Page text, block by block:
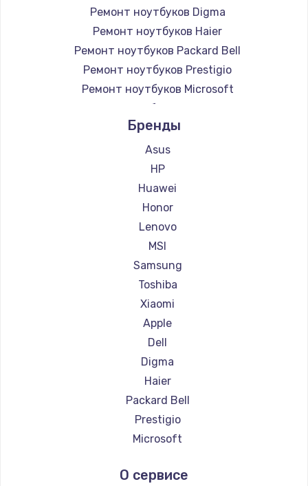
Ремонт ноутбуков Digma
Ремонт ноутбуков Haier
Ремонт ноутбуков Packard Bell
Ремонт ноутбуков Prestigio
Ремонт ноутбуков Microsoft
Ремонт ноутбуков Alienware
Ремонт ноутбуков Aquarius
Ремонт ноутбуков Gigabyte
Ремонт ноутбуков Aorus
Ремонт ноутбуков Maibenben
Ремонт ноутбуков Getac
Ремонт ноутбуков Epson
Ремонт ноутбуков Philips
Ремонт ноутбуков LG
Ремонт ноутбуков Panasonic
Ремонт ноутбуков Irbis
Ремонт ноутбуков Thunderobot
Ремонт ноутбуков Hasee
Ремонт ноутбуков ZTE
Ремонт ноутбуков Hiper
Ремонт ноутбуков Evga
Ремонт ноутбуков Google
Ремонт ноутбуков Echips
Ремонт ноутбуков Predator
Бренды
Asus
HP
Huawei
Honor
Lenovo
MSI
Samsung
Toshiba
Xiaomi
Apple
Dell
Digma
Haier
Packard Bell
Prestigio
Microsoft
Aquarius
О сервисе